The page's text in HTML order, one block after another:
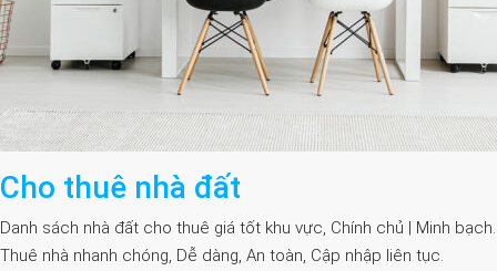
Cho thuê nhà đất
Danh sách nhà đất cho thuê giá tốt khu vực, Chính chủ | Minh bạch.
Thuê nhà nhanh chóng, Dễ dàng, An toàn, Cập nhập liên tục.